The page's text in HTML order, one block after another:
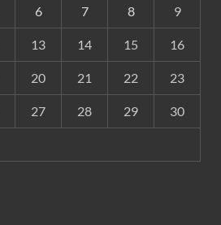
6 7 8 9
13 14 15 16
20 21 22 23
27 28 29 30